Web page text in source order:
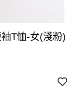
T恤-女(淺粉)